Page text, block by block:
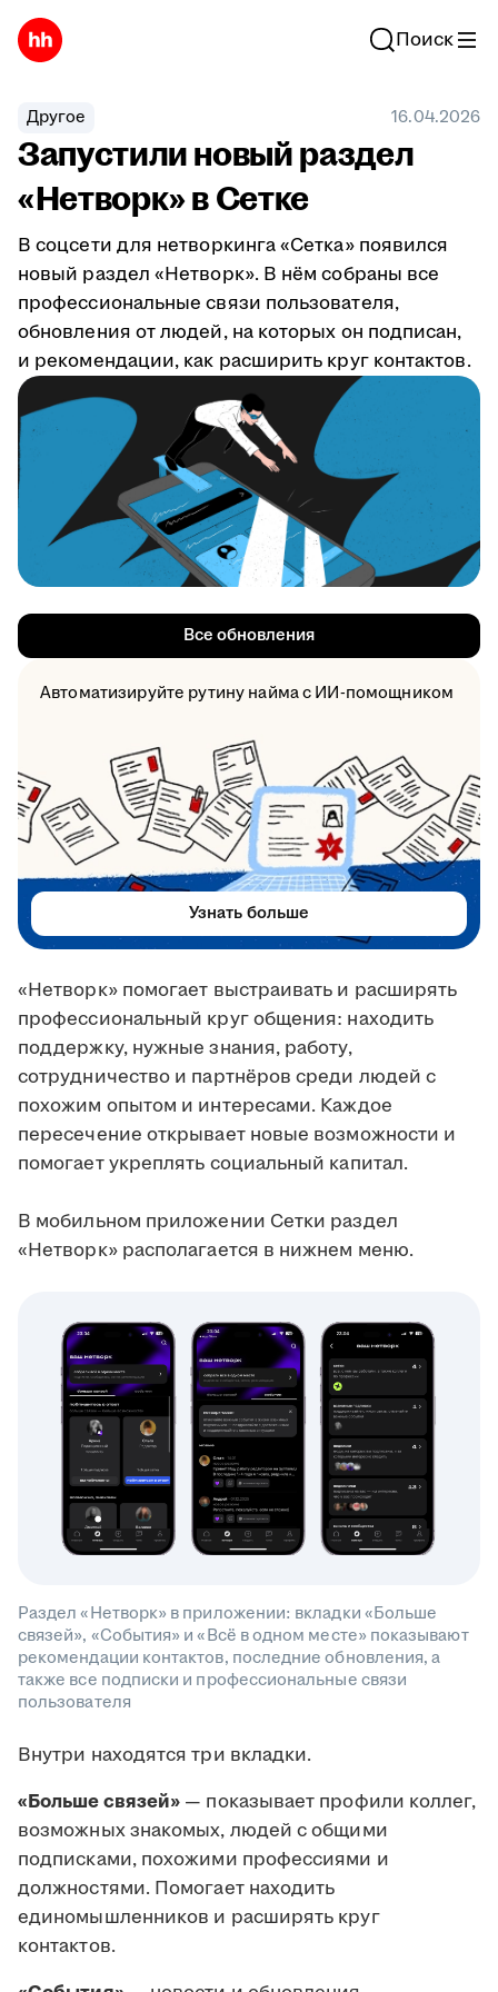
Поиск
Другое 16.04.2026
Запустили новый раздел
«Нетворк» в Сетке
В соцсети для нетворкинга «Сетка» появился
новый раздел «Нетворк». В нём собраны все
профессиональные связи пользователя,
обновления от людей, на которых он подписан,
и рекомендации, как расширить круг контактов.
«Нетворк» помогает выстраивать и расширять
профессиональный круг общения: находить
поддержку, нужные знания, работу,
сотрудничество и партнёров среди людей с
похожим опытом и интересами. Каждое
пересечение открывает новые возможности и
помогает укреплять социальный капитал.
В мобильном приложении Сетки раздел
«Нетворк» располагается в нижнем меню.
Раздел «Нетворк» в приложении: вкладки «Больше
связей», «События» и «Всё в одном месте» показывают
рекомендации контактов, последние обновления, а
также все подписки и профессиональные связи
пользователя
Внутри находятся три вкладки.
«Больше связей» — показывает профили коллег,
возможных знакомых, людей с общими
подписками, похожими профессиями и
должностями. Помогает находить
единомышленников и расширять круг
контактов.
Все обновления
Автоматизируйте рутину найма с ИИ-помощником
Узнать больше